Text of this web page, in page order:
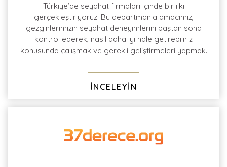
Türkiye’de seyahat firmaları içinde bir ilki
gerçekleştiriyoruz. Bu departmanla amacımız,
gezginlerimizin seyahat deneyimlerini baştan sona
kontrol ederek, nasıl daha iyi hale getirebiliriz
konusunda çalışmak ve gerekli geliştirmeleri yapmak.
İNCELEYİN